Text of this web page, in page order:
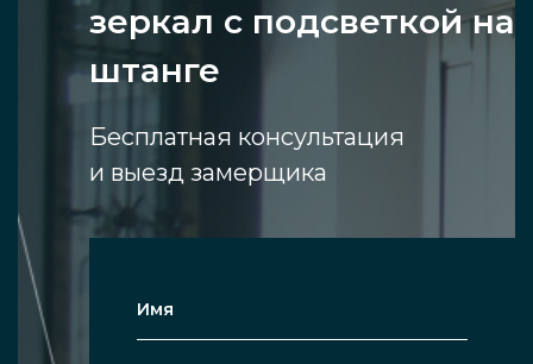
зеркал с подсветкой на
штанге
Бесплатная консультация
и выезд замерщика